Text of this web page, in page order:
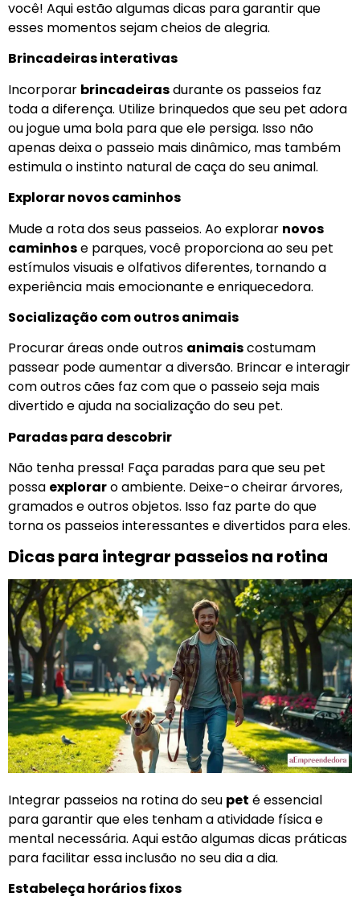
você! Aqui estão algumas dicas para garantir que
esses momentos sejam cheios de alegria.
Brincadeiras interativas
Incorporar brincadeirasdurante os passeios faz
toda a diferença. Utilize brinquedos que seu pet adora
ou jogue uma bola para que ele persiga. Isso não
apenas deixa o passeio mais dinâmico, mas também
estimula o instinto natural de caça do seu animal.
Explorar novos caminhos
Mude a rota dos seus passeios. Ao explorar novos
caminhose parques, você proporciona ao seu pet
estímulos visuais e olfativos diferentes, tornando a
experiência mais emocionante e enriquecedora.
Socialização com outros animais
Procurar áreas onde outros animaiscostumam
passear pode aumentar a diversão. Brincar e interagir
com outros cães faz com que o passeio seja mais
divertido e ajuda na socialização do seu pet.
Paradas para descobrir
Não tenha pressa! Faça paradas para que seu pet
possa exploraro ambiente. Deixe-o cheirar árvores,
gramados e outros objetos. Isso faz parte do que
torna os passeios interessantes e divertidos para eles.
Dicas para integrar passeios na rotina
Integrar passeios na rotina do seu pet é essencial
para garantir que eles tenham a atividade física e
mental necessária. Aqui estão algumas dicas práticas
para facilitar essa inclusão no seu dia a dia.
Estabeleça horários fixos